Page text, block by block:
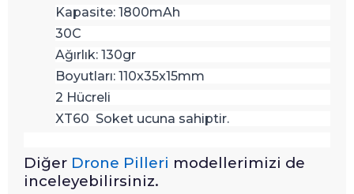
Kapasite: 1800mAh
30C
Ağırlık: 130gr
Boyutları: 110x35x15mm
2 Hücreli
XT60 Soket ucuna sahiptir.
Diğer Drone Pilleri modellerimizi de
inceleyebilirsiniz.